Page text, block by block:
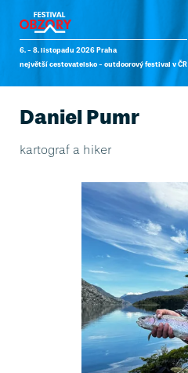
6. - 8. listopadu 2026 Praha
největší cestovatelsko - outdoorový festival v ČR
Daniel Pumr
kartograf a hiker